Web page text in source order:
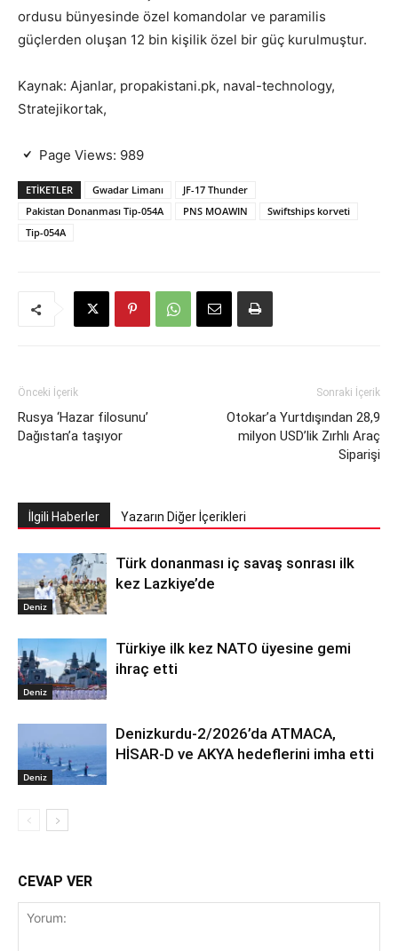
ordusu bünyesinde özel komandolar ve paramilis
güçlerden oluşan 12 bin kişilik özel bir güç kurulmuştur.
Kaynak: Ajanlar, propakistani.pk, naval-technology,
Stratejikortak,
Page Views: 989
ETIKETLER Gwadar Limanı
JF-17 Thunder
Pakistan Donanması Tip-054A
PNS MOAWIN
Swiftships korveti
Tip-054A
Önceki İçerik
Rusya ‘Hazar filosunu’
Dağıstan’a taşıyor
Sonraki İçerik
Otokar’a Yurtdışından 28,9
milyon USD’lik Zırhlı Araç
Siparişi
İlgili Haberler Yazarın Diğer İçerikleri
Deniz
Türk donanması iç savaş sonrası ilk
kez Lazkiye’de
Deniz
Türkiye ilk kez NATO üyesine gemi
ihraç etti
Deniz
Denizkurdu-2/2026’da ATMACA,
HİSAR-D ve AKYA hedeflerini imha etti
CEVAP VER